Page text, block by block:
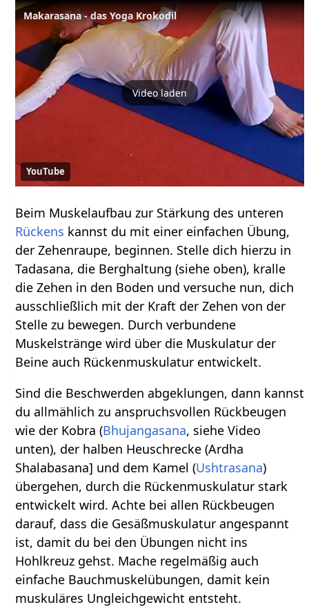
Makarasana - das Yoga Krokodil
Video laden
YouTube
Beim Muskelaufbau zur Stärkung des unteren
Rückens kannst du mit einer einfachen Übung,
der Zehenraupe, beginnen. Stelle dich hierzu in
Tadasana, die Berghaltung (siehe oben), kralle
die Zehen in den Boden und versuche nun, dich
ausschließlich mit der Kraft der Zehen von der
Stelle zu bewegen. Durch verbundene
Muskelstränge wird über die Muskulatur der
Beine auch Rückenmuskulatur entwickelt.
Sind die Beschwerden abgeklungen, dann kannst
du allmählich zu anspruchsvollen Rückbeugen
wie der Kobra (Bhujangasana, siehe Video
unten), der halben Heuschrecke (Ardha
Shalabasana] und dem Kamel (Ushtrasana)
übergehen, durch die Rückenmuskulatur stark
entwickelt wird. Achte bei allen Rückbeugen
darauf, dass die Gesäßmuskulatur angespannt
ist, damit du bei den Übungen nicht ins
Hohlkreuz gehst. Mache regelmäßig auch
einfache Bauchmuskelübungen, damit kein
muskuläres Ungleichgewicht entsteht.